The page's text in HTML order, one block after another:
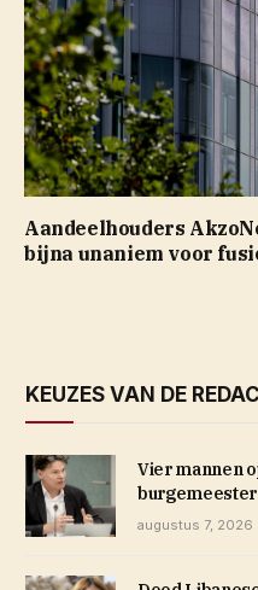
Aandeelhouders
bijna unaniem voor
KEUZES VAN DE
Vier mannen
burgemeester
augustus 7, 2026